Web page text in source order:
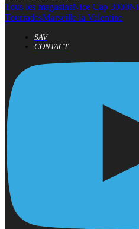
Tous les magasinsNice Cap 3000
TourradesMarseille la Valentine
SAV
CONTACT